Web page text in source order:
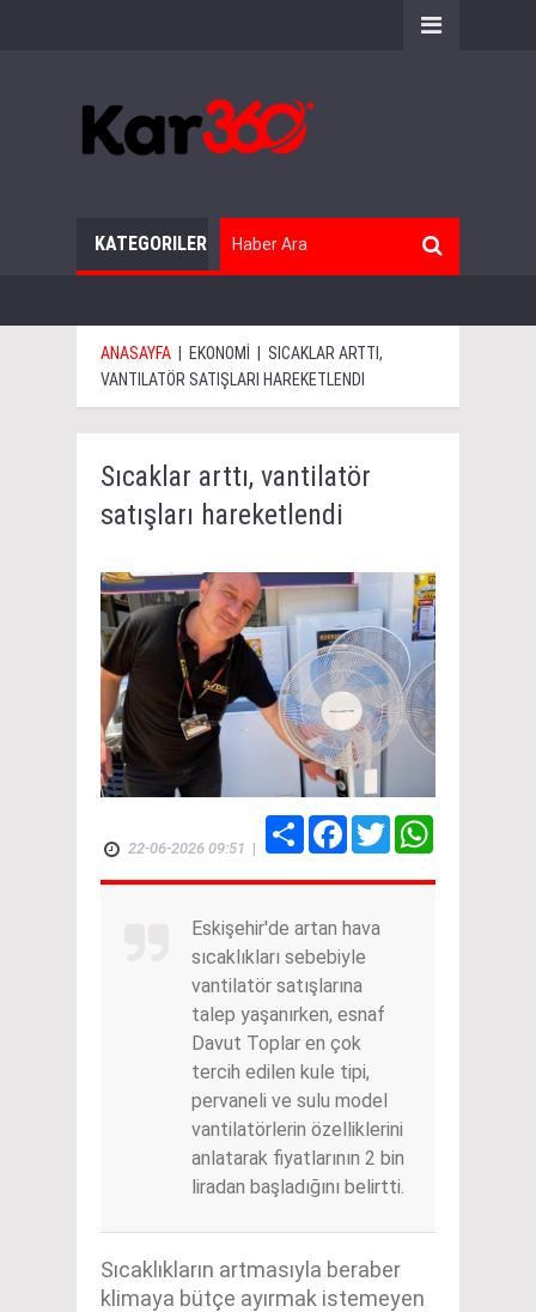
KATEGORILER
ANASAYFA | EKONOMİ | SICAKLAR ARTTI,
VANTILATÖR SATIŞLARI HAREKETLENDI
Sıcaklar arttı, vantilatör
satışları hareketlendi
22-06-2026 09:51 |
Share FacebookTwitter
Eskişehir'de artan hava
sıcaklıkları sebebiyle
vantilatör satışlarına
talep yaşanırken, esnaf
Davut Toplar en çok
tercih edilen kule tipi,
pervaneli ve sulu model
vantilatörlerin özelliklerini
anlatarak fiyatlarının 2 bin
liradan başladığını belirtti.
Sıcaklıkların artmasıyla beraber
klimaya bütçe ayırmak istemeyen